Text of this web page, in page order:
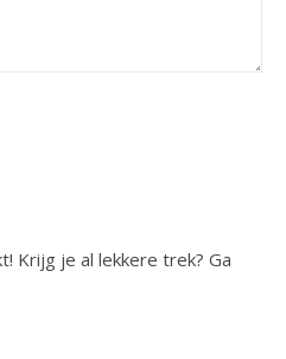
Krijg je al lekkere trek? Ga